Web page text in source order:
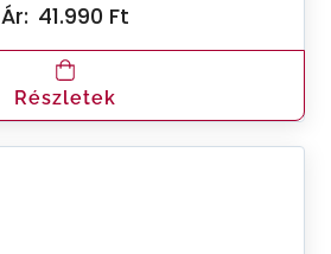
Ár: 41.990 Ft
Részletek